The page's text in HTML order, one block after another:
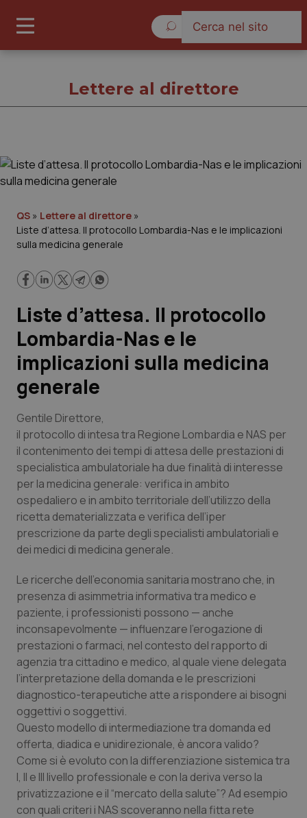
Governo e Parlamento
Regioni e Asl
Lavoro e Professioni
Scienza e Farmaci
Studi e Analisi
Lettere al direttore
Edizioni Regionali
QS Pro
Professionisti Sanitari.AI
Abruzzo
Basilicata
Calabria
Campania
Emilia-Romagna
Friuli Venezia Giulia
Lazio
Liguria
QS Pro Gold
Artrite & artrosi
Asma & BPCO
Car-T
Colesterolo & coronaropatie
Dermatite Atopica
Diabete & glucometri
Disturbi dell’umore
QS Club Newsletter
Lettere al direttore
QS » Lettere al direttore »
Liste d’attesa. Il protocollo Lombardia-Nas e le implicazioni
sulla medicina generale
Liste d’attesa. Il protocollo
Lombardia-Nas e le
implicazioni sulla medicina
generale
Gentile Direttore,
il protocollo di intesa tra Regione Lombardia e NAS per
il contenimento dei tempi di attesa delle prestazioni di
specialistica ambulatoriale ha due finalità di interesse
per la medicina generale: verifica in ambito
ospedaliero e in ambito territoriale dell’utilizzo della
ricetta dematerializzata e verifica dell’iper
prescrizione da parte degli specialisti ambulatoriali e
dei medici di medicina generale.
Le ricerche dell’economia sanitaria mostrano che, in
presenza di asimmetria informativa tra medico e
paziente, i professionisti possono — anche
inconsapevolmente — influenzare l’erogazione di
prestazioni o farmaci, nel contesto del rapporto di
agenzia tra cittadino e medico, al quale viene delegata
l’interpretazione della domanda e le prescrizioni
diagnostico-terapeutiche atte a rispondere ai bisogni
oggettivi o soggettivi.
Questo modello di intermediazione tra domanda ed
offerta, diadica e unidirezionale, è ancora valido?
Come si è evoluto con la differenziazione sistemica tra
I, II e III livello professionale e con la deriva verso la
privatizzazione e il “mercato della salute”? Ad esempio
con quali criteri i NAS scoveranno nella fitta rete